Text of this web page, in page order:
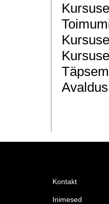
A
Kontakt
Inimesed